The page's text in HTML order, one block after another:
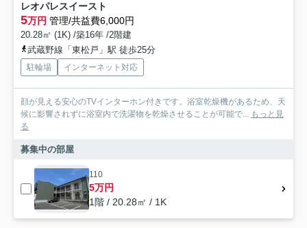
レオパレスイースト
5万円 管理/共益費6,000円
20.28㎡ (1K) /築16年 /2階建
武蔵野線「東松戸」駅 徒歩25分
駐輪場 インターネット対応
顔が見える安心のTVインターホン付きです。浴室乾燥機があるため、天
候に影響されずに浴室内で洗濯物を乾燥させることが可能で... もっと見
る
募集中の部屋
110
5万円
1階 / 20.28㎡ / 1K